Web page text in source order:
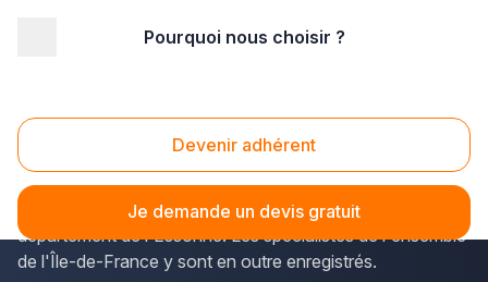
Pourquoi nous choisir ?
Devenir adhérent
Je demande un devis gratuit
Décoration - tapisserie Mennecy (91540)
Plus-que-pro.fr permet de connaître les horaires et les
coordonnées des décorateurs de Mennecy, dans le
département de l'Essonne. Les spécialistes de l'ensemble
de l'Île-de-France y sont en outre enregistrés.